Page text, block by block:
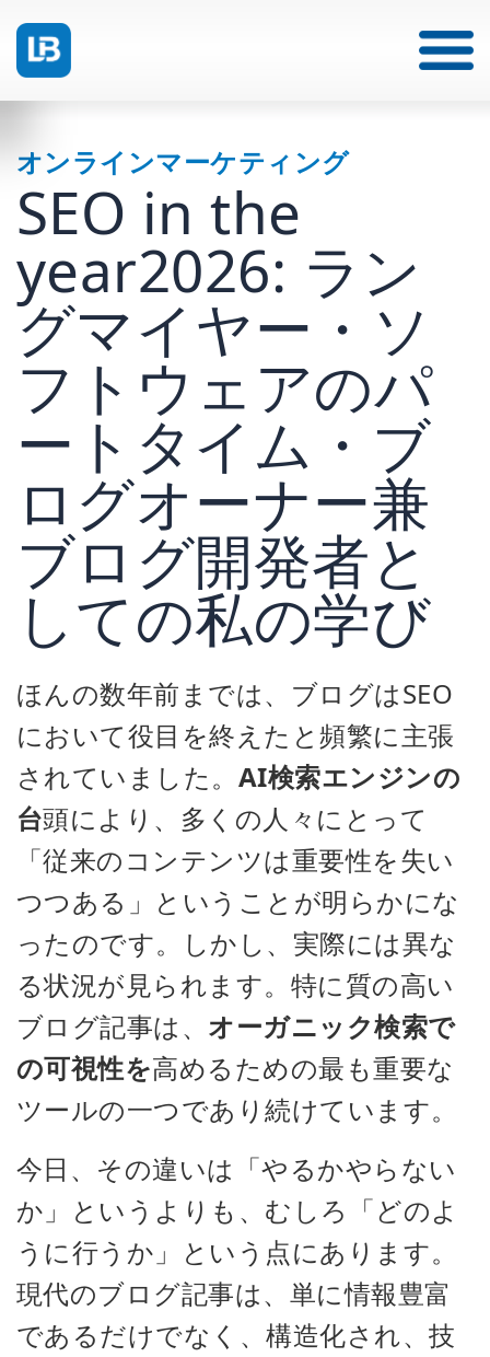
オンラインマーケティング
SEO in the
year2026: ラン
グマイヤー・ソ
フトウェアのパ
ートタイム・ブ
ログオーナー兼
ブログ開発者と
しての私の学び
ほんの数年前までは、ブログはSEO
において役目を終えたと頻繁に主張
されていました。 AI検索エンジンの
台頭により、多くの人々にとって
「従来のコンテンツは重要性を失い
つつある」ということが明らかにな
ったのです。しかし、実際には異な
る状況が見られます。特に質の高い
ブログ記事は、 オーガニック検索で
の可視性を高めるための最も重要な
ツールの一つであり続けています。
今日、その違いは「やるかやらない
か」というよりも、むしろ「どのよ
うに行うか」という点にあります。
現代のブログ記事は、単に情報豊富
であるだけでなく、構造化され、技